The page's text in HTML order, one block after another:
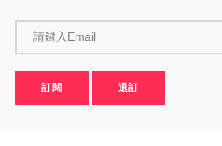
請鍵入Email
訂閱 退訂